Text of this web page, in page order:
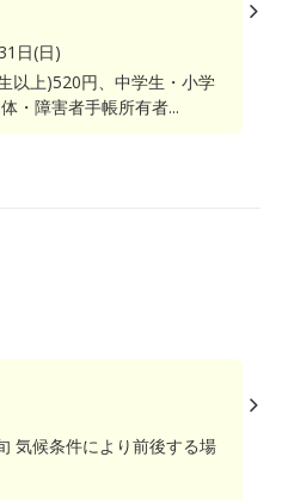
日(日)
以上)520円、中学生・小学
・障害者手帳所有者...
気候条件により前後する場